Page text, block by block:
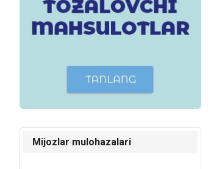
Mijozlar mulohazalari